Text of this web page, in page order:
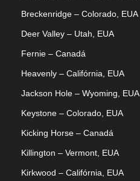
Breckenridge – Colorado, EUA
Deer Valley – Utah, EUA
Fernie – Canadá
Heavenly – Califórnia, EUA
Jackson Hole – Wyoming, EUA
Keystone – Colorado, EUA
Kicking Horse – Canadá
Killington – Vermont, EUA
Kirkwood – Califórnia, EUA